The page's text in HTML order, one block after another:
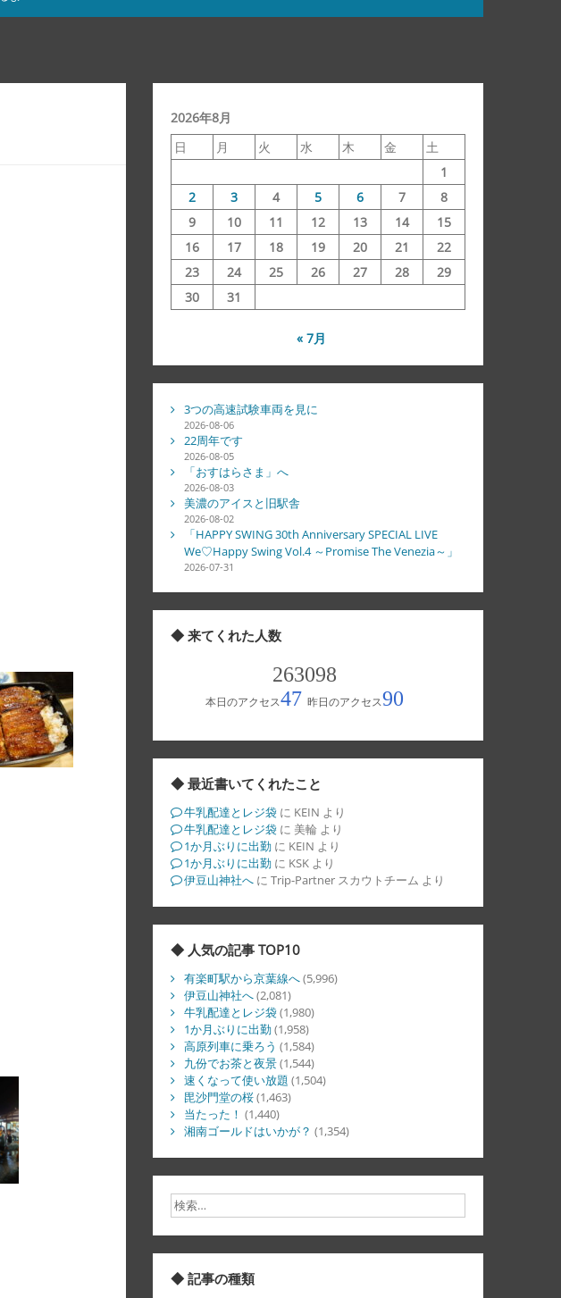
2026年8月
日
月 火 水 木 金
土
1
2
3 4 5 6 7
8
9
10 11 12 13 14
15
16
17 18 19 20 21
22
23
24 25 26 27 28
29
30
31
« 7月
3つの高速試験車両を見に
2026-08-06
22周年です
2026-08-05
「おすはらさま」へ
2026-08-03
美濃のアイスと旧駅舎
2026-08-02
「HAPPY SWING 30th Anniversary SPECIAL LIVE
We♡Happy Swing Vol.4 ～Promise The Venezia～」
2026-07-31
◆ 来てくれた人数
◆ 最近書いてくれたこと
牛乳配達とレジ袋に KEIN より
牛乳配達とレジ袋に 美輪より
1か月ぶりに出勤に KEIN より
1か月ぶりに出勤に KSKより
伊豆山神社へに Trip-Partner スカウトチーム より
◆ 人気の記事 TOP10
有楽町駅から京葉線へ(5,996)
伊豆山神社へ(2,081)
牛乳配達とレジ袋(1,980)
1か月ぶりに出勤(1,958)
高原列車に乗ろう (1,584)
九份でお茶と夜景(1,544)
速くなって使い放題 (1,504)
毘沙門堂の桜(1,463)
当たった！ (1,440)
湘南ゴールドはいかが？ (1,354)
◆ 記事の種類